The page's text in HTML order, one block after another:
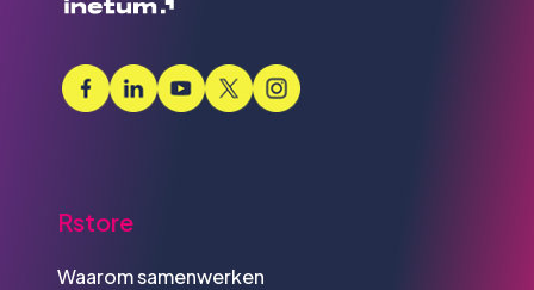
Rstore
Waarom samenwerken